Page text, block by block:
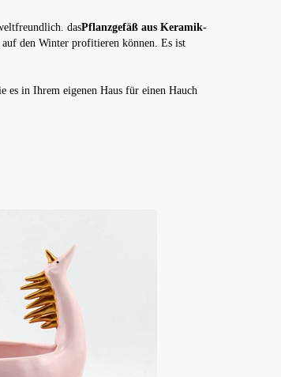
dasPflanzgefäß aus Keramik-
auf den Winter profitieren können. Es ist
es in Ihrem eigenen Haus für einen Hauch